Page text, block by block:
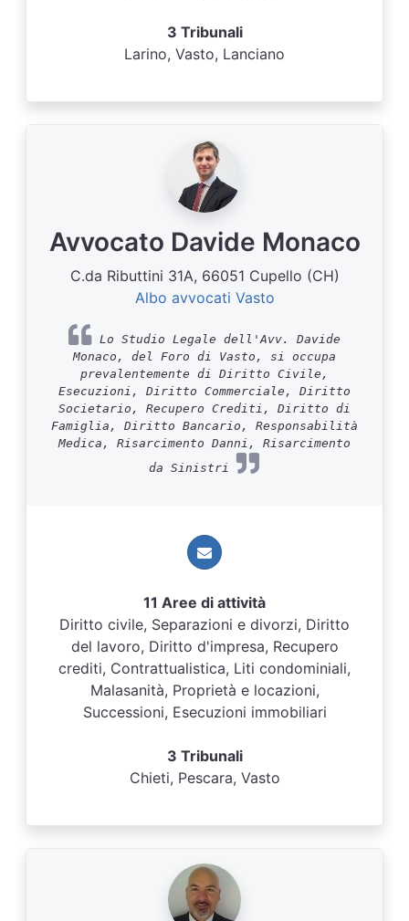
3 Tribunali
Larino, Vasto, Lanciano
Avvocato Davide Monaco
C.da Ributtini 31A, 66051 Cupello (CH)
Albo avvocati Vasto
Lo Studio Legale dell'Avv. Davide
Monaco, del Foro di Vasto, si occupa
prevalentemente di Diritto Civile,
Esecuzioni, Diritto Commerciale, Diritto
Societario, Recupero Crediti, Diritto di
Famiglia, Diritto Bancario, Responsabilità
Medica, Risarcimento Danni, Risarcimento
da Sinistri
11 Aree di attività
Diritto civile, Separazioni e divorzi, Diritto
del lavoro, Diritto d'impresa, Recupero
crediti, Contrattualistica, Liti condominiali,
Malasanità, Proprietà e locazioni,
Successioni, Esecuzioni immobiliari
3 Tribunali
Chieti, Pescara, Vasto